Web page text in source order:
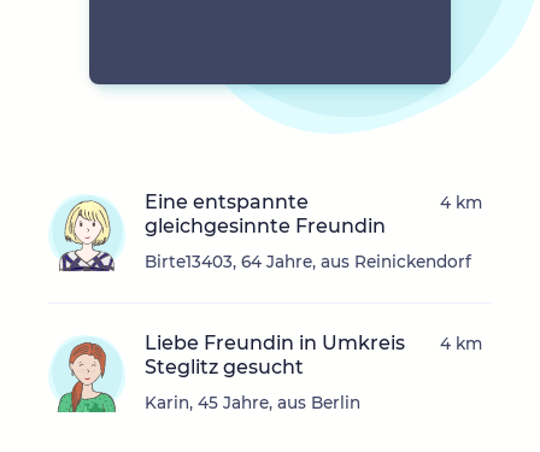
Eine entspannte
gleichgesinnte Freundin
Birte13403, 64 Jahre, aus Reinickendorf
4 km
Liebe Freundin in Umkreis
Steglitz gesucht
Karin, 45 Jahre, aus Berlin
4 km